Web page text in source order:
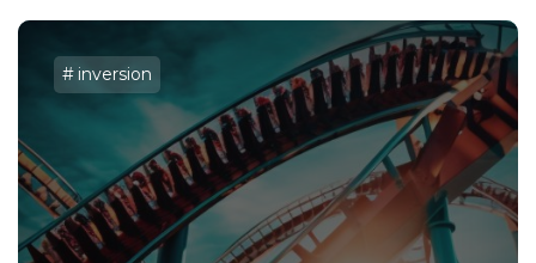
inversion